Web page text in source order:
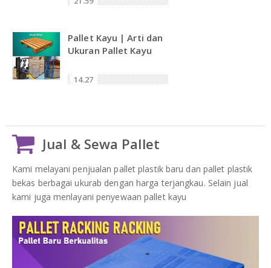
Pallet Kayu | Arti dan
Ukuran Pallet Kayu
14.27
Jual & Sewa Pallet
Kami melayani penjualan pallet plastik baru dan pallet plastik
bekas berbagai ukurab dengan harga terjangkau. Selain jual
kami juga menlayani penyewaan pallet kayu